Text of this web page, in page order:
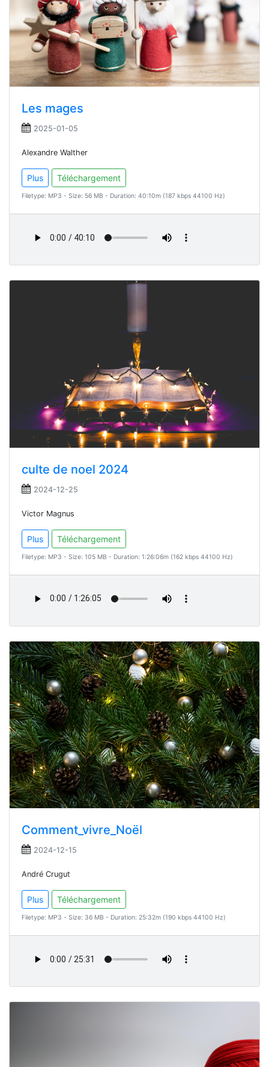
Les mages
2025-01-05
Alexandre Walther
Plus Téléchargement
Filetype: MP3 - Size: 56 MB - Duration: 40:10m (187 kbps 44100 Hz)
culte de noel 2024
2024-12-25
Victor Magnus
Plus Téléchargement
Filetype: MP3 - Size: 105 MB - Duration: 1:26:06m (162 kbps 44100 Hz)
Comment_vivre_Noël
2024-12-15
André Crugut
Plus Téléchargement
Filetype: MP3 - Size: 36 MB - Duration: 25:32m (190 kbps 44100 Hz)